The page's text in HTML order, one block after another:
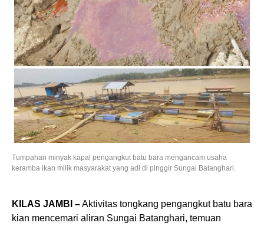
Tumpahan minyak kapal pengangkut batu bara mengancam usaha
keramba ikan milik masyarakat yang adi di pinggir Sungai Batanghari.
KILAS JAMBI –Aktivitas tongkang pengangkut batu bara
kian mencemari aliran Sungai Batanghari, temuan